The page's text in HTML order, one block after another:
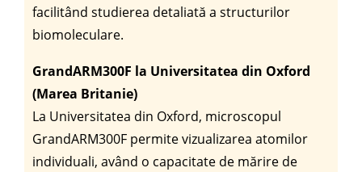
facilitând studierea detaliată a structurilor
biomoleculare.
GrandARM300F la Universitatea din Oxford
(Marea Britanie)
La Universitatea din Oxford, microscopul
GrandARM300F permite vizualizarea atomilor
individuali, având o capacitate de mărire de